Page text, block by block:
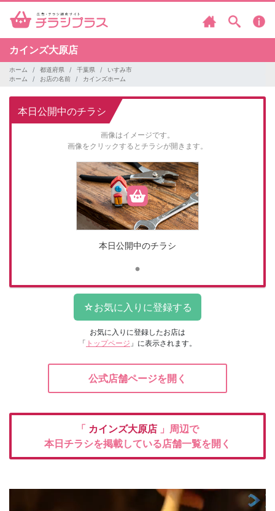
カインズ大原店
ホーム 都道府県 千葉県
いすみ市
ホーム
お店の名前 カインズホーム
本日公開中のチラシ
画像はイメージです。
画像をクリックするとチラシが開きます。
本日公開中のチラシ
お気に入りに登録したお店は
「 トップページ 」に表示されます。
公式店舗ページを開く
「 カインズ大原店 」周辺で
本日チラシを掲載している店舗一覧を開く